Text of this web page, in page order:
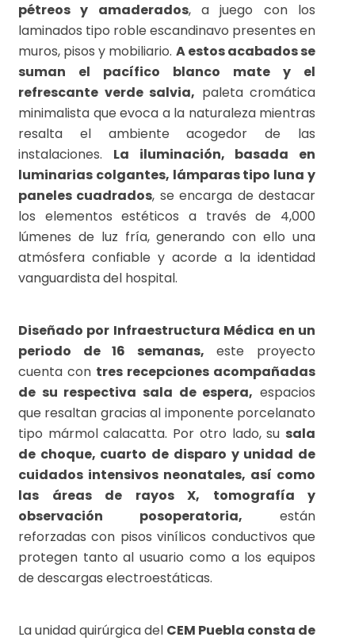
pétreos y amaderados, a juego con los
laminados tipo roble escandinavo presentes en
muros, pisos y mobiliario. A estos acabados se
suman el pacífico blanco mate y el
refrescante verde salvia, paleta cromática
minimalista que evoca a la naturaleza mientras
resalta el ambiente acogedor de las
instalaciones. La iluminación, basada en
luminarias colgantes, lámparas tipo luna y
paneles cuadrados, se encarga de destacar
los elementos estéticos a través de 4,000
lúmenes de luz fría, generando con ello una
atmósfera confiable y acorde a la identidad
vanguardista del hospital.
Diseñado por Infraestructura Médica en un
periodo de 16 semanas, este proyecto
cuenta con tres recepciones acompañadas
de su respectiva sala de espera, espacios
que resaltan gracias al imponente porcelanato
tipo mármol calacatta. Por otro lado, su sala
de choque, cuarto de disparo y unidad de
cuidados intensivos neonatales, así como
las áreas de rayos X, tomografía y
observación posoperatoria, están
reforzadas con pisos vinílicos conductivos que
protegen tanto al usuario como a los equipos
de descargas electroestáticas.
La unidad quirúrgica del CEM Puebla consta de